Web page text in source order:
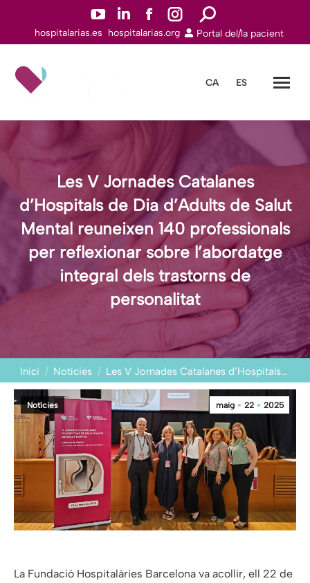
YouTube
page
window
Linkedin
page
window
Facebook
page
window
Instagram
page
window
Search:
hospitalarias.es hospitalarias.org Portal del/la pacient
CA ES
Les V Jornades Catalanes
d’Hospitals de Dia d’Adults de Salut
Mental reuneixen 140 professionals
per reflexionar sobre l’abordatge
integral dels trastorns de
personalitat
You are here:
Inici Notícies Les V Jornades Catalanes d’Hospitals…
maig 22 2025
Notícies
La Fundació Hospitalàries Barcelona va acollir, ell 22 de